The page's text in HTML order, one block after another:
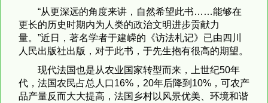
“从更深远的角度来讲，自然希望此书……能够在
更长的历史时期内为人类的政治文明进步贡献力
量。”近日，著名学者于建嵘的《访法札记》已由四川
人民出版社出版，对于此书，于先生抱有很高的期望。
现代法国也是从农业国家转型而来，上世纪50年
代，法国农民占总人口16%，20年后降到10%，可农产
品产量反而大大提高，法国乡村以风景优美、环境和谐